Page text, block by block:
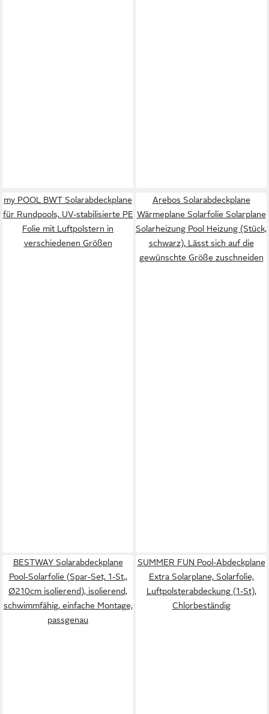
my POOL BWT Solarabdeckplane
für Rundpools, UV-stabilisierte PE
Folie mit Luftpolstern in
verschiedenen Größen
Arebos Solarabdeckplane
Wärmeplane Solarfolie Solarplane
Solarheizung Pool Heizung (Stück,
schwarz), Lässt sich auf die
gewünschte Größe zuschneiden
BESTWAY Solarabdeckplane
Pool-Solarfolie (Spar-Set, 1-St.,
Ø210cm isolierend), isolierend,
schwimmfähig, einfache Montage,
passgenau
SUMMER FUN Pool-Abdeckplane
Extra Solarplane, Solarfolie,
Luftpolsterabdeckung (1-St),
Chlorbeständig